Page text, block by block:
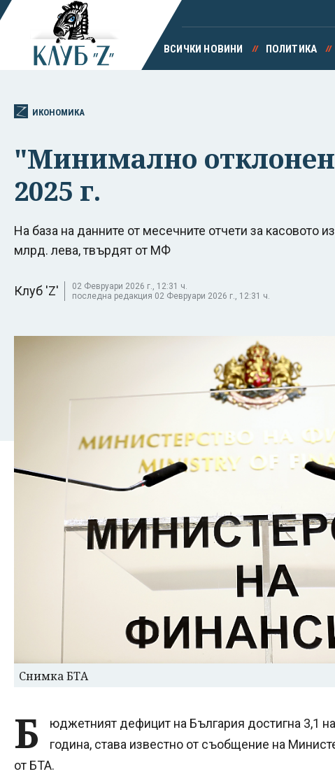
ВСИЧКИ НОВИНИ ПОЛИТИКА
ИКОНОМИКА
"Минимално
2025 г.
На база на данните от месечните отчети за касовото
млрд. лева, твърдят от МФ
Клуб 'Z'
02 Февруари 2026 г., 12:31 ч.
последна редакция 02 Февруари 2026 г., 12:31 ч.
Снимка БТА
Б
юджетният дефицит на България достигна 3,1
година, става известно от съобщение на
от БТА.